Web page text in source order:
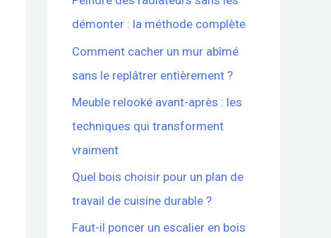
démonter : la méthode complète
Comment cacher un mur abîmé
sans le replâtrer entièrement ?
Meuble relooké avant-après : les
techniques qui transforment
vraiment
Quel bois choisir pour un plan de
travail de cuisine durable ?
Faut-il poncer un escalier en bois